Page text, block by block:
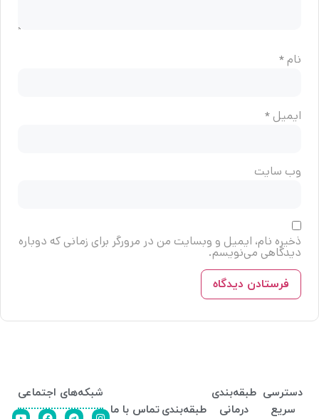
نام *
ایمیل *
وب‌ سایت
ذخیره نام، ایمیل و وبسایت من در مرورگر برای زمانی که دوباره
دیدگاهی می‌نویسم.
دسترسی
سریع
طبقه‌بندی
درمانی
طبقه‌بندیتماس با ما
شبکه‌های اجتماعی